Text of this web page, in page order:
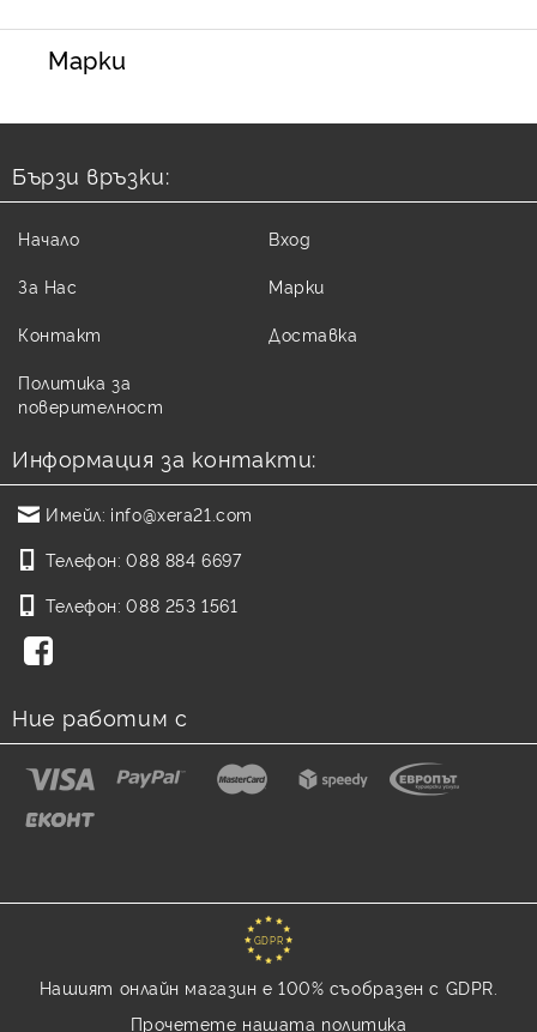
Марки
Бързи връзки:
Начало
За Нас
Контакт
Политика за
поверителност
Вход
Марки
Доставка
Информация за контакти:
Имейл: info@xera21.com
Телефон: 088 884 6697
Телефон: 088 253 1561
Ние работим с
GDPR
Нашият онлайн магазин е 100% съобразен с GDPR.
Прочетете нашата политика